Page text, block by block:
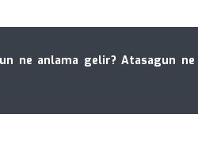
ne anlama gelir? Atasagun ne